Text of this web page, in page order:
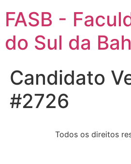
FASB -
do Sul da
Candidato
#2726
Todos os direitos